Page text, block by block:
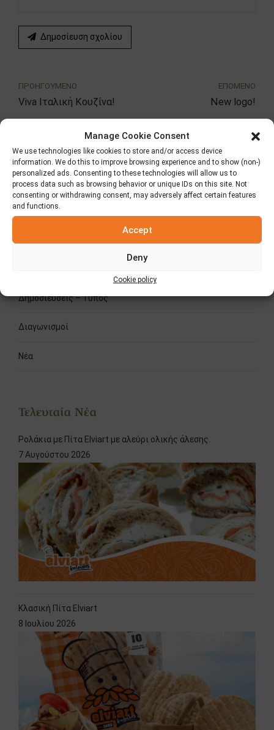
Manage Cookie Consent
We use technologies like cookies to store and/or access device
information. We do this to improve browsing experience and to show (non-)
personalized ads. Consenting to these technologies will allow us to
process data such as browsing behavior or unique IDs on this site. Not
consenting or withdrawing consent, may adversely affect certain features
and functions.
Accept
Deny
Cookie policy
Δημοσίευση σχολίου
ΠΡΟΗΓΟΥΜΕΝΟ
Viva Ιταλική Κουζίνα!
ΕΠΟΜΕΝΟ
New logo!
Αναζήτηση
Δημοσιεύσεις – Τύπος
Διαγωνισμοί
Νέα
Τελευταία Νέα
Ρολάκια με Πίτα Elviart με αλεύρι ολικής άλεσης.
7 Αυγούστου 2026
Κλασική Πίτα Elviart
8 Ιουλίου 2026